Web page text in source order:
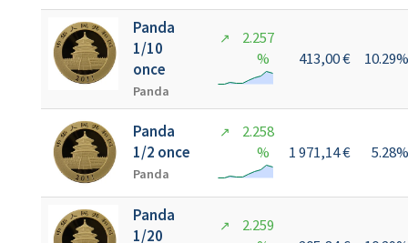
Panda
1/10
once
Panda
↗
2.257
%
413,00 € 10.29%
Panda
1/2 once
Panda
↗
2.258
%
1 971,14 € 5.28%
Panda
1/20
↗
2.259